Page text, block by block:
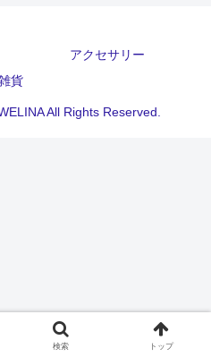
アクセサリー
貨
All Rights Reserved.
検索 トップ